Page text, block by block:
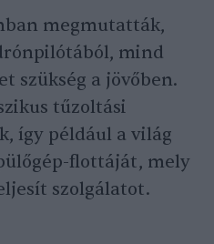
megmutatták,
mind
szükség a jövőben.
tűzoltási
így például a világ
flottáját, mely
szolgálatot.